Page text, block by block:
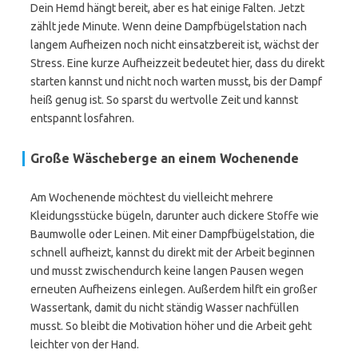
Dein Hemd hängt bereit, aber es hat einige Falten. Jetzt
zählt jede Minute. Wenn deine Dampfbügelstation nach
langem Aufheizen noch nicht einsatzbereit ist, wächst der
Stress. Eine kurze Aufheizzeit bedeutet hier, dass du direkt
starten kannst und nicht noch warten musst, bis der Dampf
heiß genug ist. So sparst du wertvolle Zeit und kannst
entspannt losfahren.
Große Wäscheberge an einem Wochenende
Am Wochenende möchtest du vielleicht mehrere
Kleidungsstücke bügeln, darunter auch dickere Stoffe wie
Baumwolle oder Leinen. Mit einer Dampfbügelstation, die
schnell aufheizt, kannst du direkt mit der Arbeit beginnen
und musst zwischendurch keine langen Pausen wegen
erneuten Aufheizens einlegen. Außerdem hilft ein großer
Wassertank, damit du nicht ständig Wasser nachfüllen
musst. So bleibt die Motivation höher und die Arbeit geht
leichter von der Hand.